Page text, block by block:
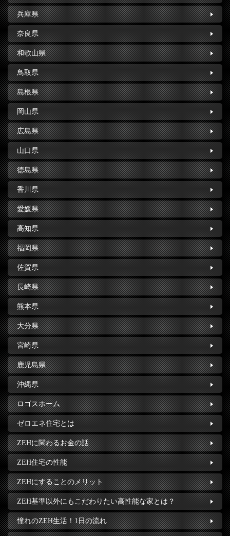
兵庫県
奈良県
和歌山県
鳥取県
島根県
岡山県
広島県
山口県
徳島県
香川県
愛媛県
高知県
福岡県
佐賀県
長崎県
熊本県
大分県
宮崎県
鹿児島県
沖縄県
ロゴスホーム
ゼロエネ住宅とは
ZEHに関わるお金の話
ZEH住宅の性能
ZEHにすることのメリット
ZEH基準以外にもこだわりたい高性能な家とは？
憧れのZEH生活！1日の流れ